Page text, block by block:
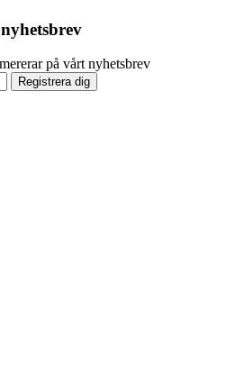
på vårt nyhetsbrev
Registrera dig